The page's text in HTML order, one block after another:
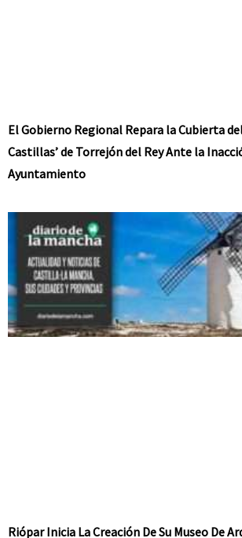
El Gobierno Regional Repara la Cubierta del
Castillas’ de Torrejón del Rey Ante la
Ayuntamiento
Riópar Inicia La Creación De Su Museo De